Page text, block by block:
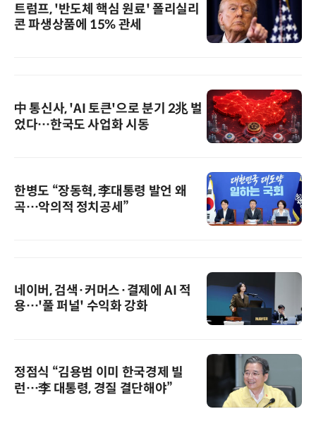
트럼프, '반도체 핵심 원료' 폴리실리
콘 파생상품에 15% 관세
中 통신사, 'AI 토큰'으로 분기 2兆 벌
었다…한국도 사업화 시동
한병도 “장동혁, 李대통령 발언 왜
곡…악의적 정치공세”
네이버, 검색·커머스·결제에 AI 적
용…'풀 퍼널' 수익화 강화
정점식 “김용범 이미 한국경제 빌
런…李 대통령, 경질 결단해야”